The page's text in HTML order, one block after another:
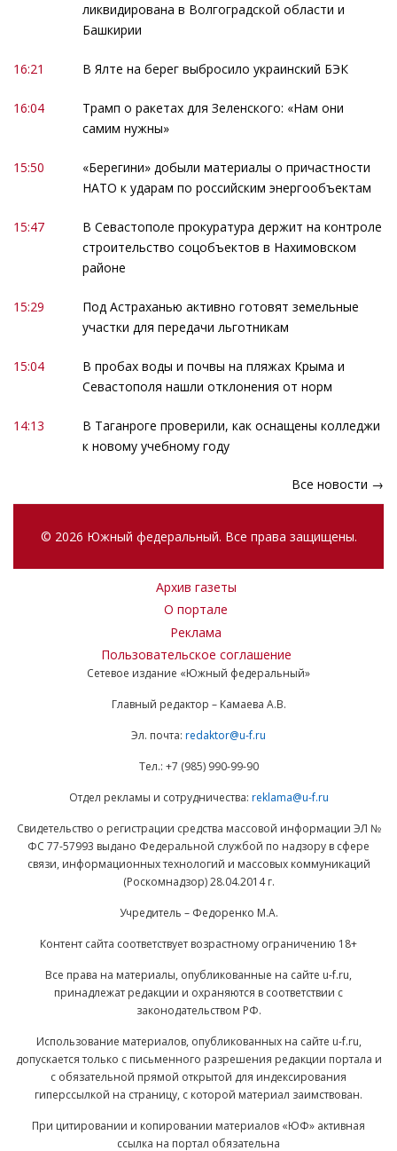
ликвидирована в Волгоградской области и
Башкирии
16:21 В Ялте на берег выбросило украинский БЭК
16:04
Трамп о ракетах для Зеленского: «Нам они
самим нужны»
15:50
«Берегини» добыли материалы о причастности
НАТО к ударам по российским энергообъектам
15:47
В Севастополе прокуратура держит на контроле
строительство соцобъектов в Нахимовском
районе
15:29
Под Астраханью активно готовят земельные
участки для передачи льготникам
15:04
В пробах воды и почвы на пляжах Крыма и
Севастополя нашли отклонения от норм
14:13
В Таганроге проверили, как оснащены колледжи
к новому учебному году
Все новости →
© 2026 Южный федеральный. Все права защищены.
Архив газеты
О портале
Реклама
Пользовательское соглашение
Сетевое издание «Южный федеральный»
Главный редактор – Камаева А.В.
Эл. почта: redaktor@u-f.ru
Тел.: +7 (985) 990-99-90
Отдел рекламы и сотрудничества: reklama@u-f.ru
Свидетельство о регистрации средства массовой информации ЭЛ №
ФС 77-57993 выдано Федеральной службой по надзору в сфере
связи, информационных технологий и массовых коммуникаций
(Роскомнадзор) 28.04.2014 г.
Учредитель – Федоренко М.А.
Контент сайта соответствует возрастному ограничению 18+
Все права на материалы, опубликованные на сайте u-f.ru,
принадлежат редакции и охраняются в соответствии с
законодательством РФ.
Использование материалов, опубликованных на сайте u-f.ru,
допускается только с письменного разрешения редакции портала и
с обязательной прямой открытой для индексирования
гиперссылкой на страницу, с которой материал заимствован.
При цитировании и копировании материалов «ЮФ» активная
ссылка на портал обязательна